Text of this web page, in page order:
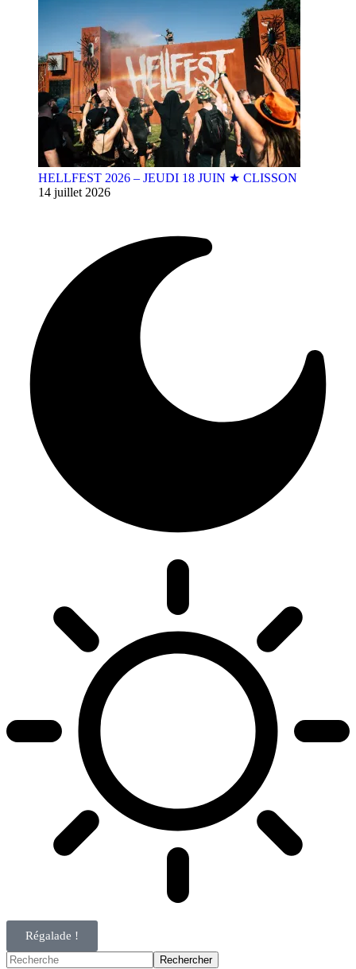
HELLFEST 2026 – JEUDI 18 JUIN ★ CLISSON
14 juillet 2026
Régalade !